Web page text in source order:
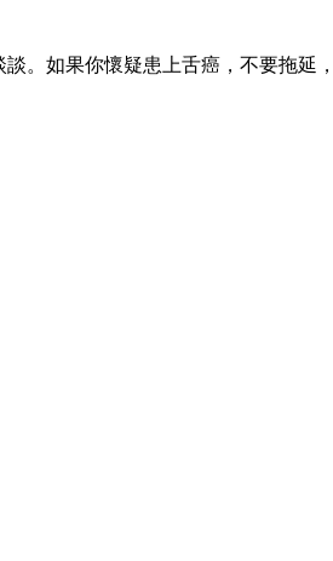
。如果你懷疑患上舌癌，不要拖延